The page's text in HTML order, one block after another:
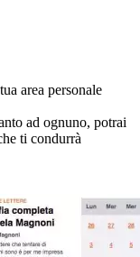
area personale
ad ognuno, potrai
ti condurrà